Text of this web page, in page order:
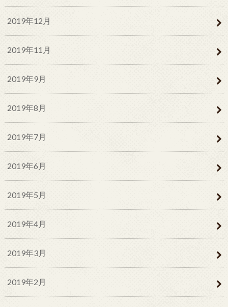
2019年12月
2019年11月
2019年9月
2019年8月
2019年7月
2019年6月
2019年5月
2019年4月
2019年3月
2019年2月